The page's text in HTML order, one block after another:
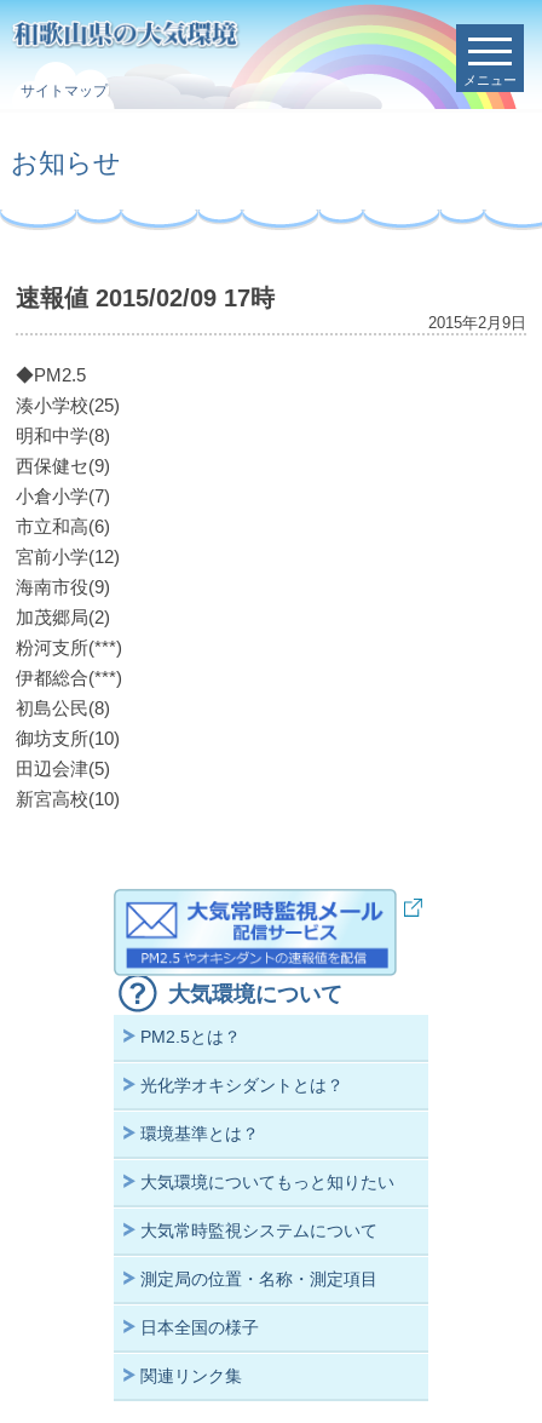
サイトマップ
メニュー
お知らせ
速報値 2015/02/09 17時
2015年2月9日
◆PM2.5
湊小学校(25)
明和中学(8)
西保健セ(9)
小倉小学(7)
市立和高(6)
宮前小学(12)
海南市役(9)
加茂郷局(2)
粉河支所(***)
伊都総合(***)
初島公民(8)
御坊支所(10)
田辺会津(5)
新宮高校(10)
大気環境について
PM2.5とは？
光化学オキシダントとは？
環境基準とは？
大気環境についてもっと知りたい
大気常時監視システムについて
測定局の位置・名称・測定項目
日本全国の様子
関連リンク集